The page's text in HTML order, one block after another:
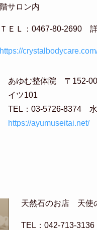
階サロン内
ＴＥＬ：0467-80-2690
https://
あゆむ整体院 〒152-
イツ101
TEL：03-5726-8374
https://ayumuseitai.net/
天然石のお店 天使
TEL：042-713-